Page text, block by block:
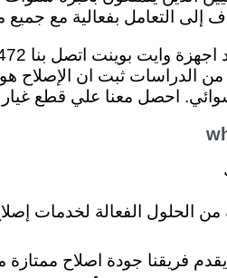
إلى التعامل بفعالية مع
من الدراسات ثبت ان
احصل معنا علي قطع
يقدم فريقنا جودة اصلاح